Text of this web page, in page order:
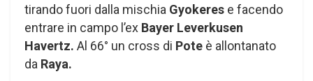
tirando fuori dalla mischia Gyokeres e facendo
entrare in campo l’ex Bayer Leverkusen
Havertz. Al 66° un cross di Pote è allontanato
da Raya.